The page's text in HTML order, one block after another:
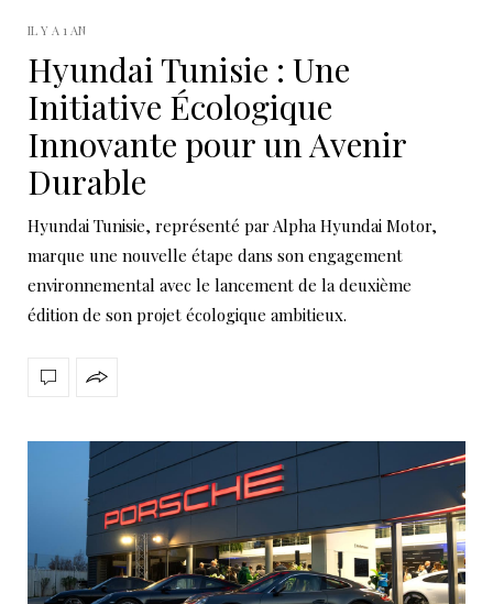
IL Y A 1 AN
Hyundai Tunisie : Une
Initiative Écologique
Innovante pour un Avenir
Durable
Hyundai Tunisie, représenté par Alpha Hyundai Motor,
marque une nouvelle étape dans son engagement
environnemental avec le lancement de la deuxième
édition de son projet écologique ambitieux.